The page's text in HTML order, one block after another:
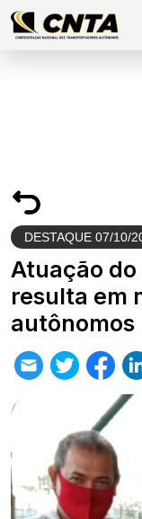
DESTAQUE 07/10/
Atuação
resulta em
autônomos